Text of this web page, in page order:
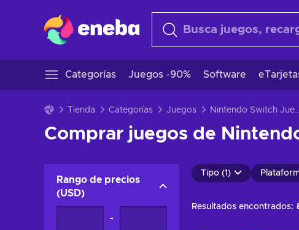
Categorías Juegos -90% Software
Tienda Categorías Juegos Nintendo Switch Juegos
Comprar juegos de
Rango de precios
(USD)
-
Tipo (1)
Resultados encontrados: